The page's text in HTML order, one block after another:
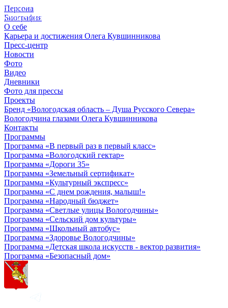
Персона
Биография
О себе
Карьера и достижения Олега Кувшинникова
Пресс-центр
Новости
Фото
Видео
Дневники
Фото для прессы
Проекты
Бренд «Вологодская область – Душа Русского Севера»
Вологодчина глазами Олега Кувшинникова
Контакты
Программы
Программа «В первый раз в первый класс»
Программа «Вологодский гектар»
Программа «Дороги 35»
Программа «Земельный сертификат»
Программа «Культурный экспресс»
Программа «С днем рождения, малыш!»
Программа «Народный бюджет»
Программа «Светлые улицы Вологодчины»
Программа «Сельский дом культуры»
Программа «Школьный автобус»
Программа «Здоровье Вологодчины»
Программа «Детская школа искусств - вектор развития»
Программа «Безопасный дом»
© 2012 - 2023,
КУВШИННИКОВ О.А.